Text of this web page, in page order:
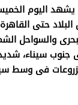
يشهد اليوم
حتى
والسواحل
سيناء، شديد
فى وسط